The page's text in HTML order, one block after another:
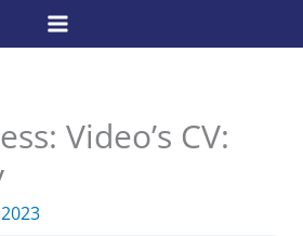
Video’s CV: